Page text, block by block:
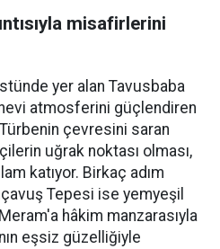
misafirlerini
yer alan Tavusbaba
atmosferini güçlendiren
çevresini saran
uğrak noktası olması,
katıyor. Birkaç adım
Tepesi ise yemyeşil
hâkim manzarasıyla
eşsiz güzelliğiyle